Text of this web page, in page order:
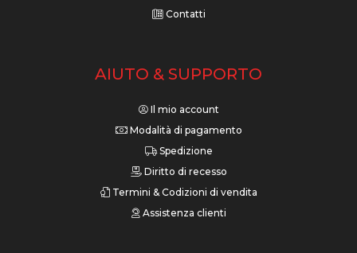
Contatti
AIUTO & SUPPORTO
Il mio account
Modalità di pagamento
Spedizione
Diritto di recesso
Termini & Codizioni di vendita
Assistenza clienti